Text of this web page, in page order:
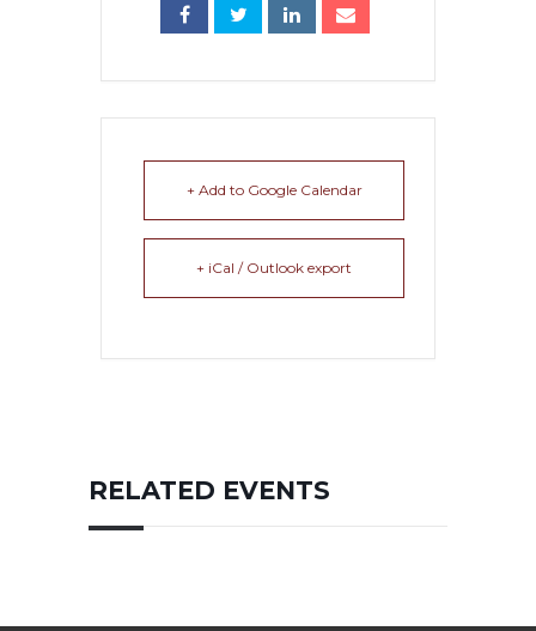
+ Add to Google Calendar
+ iCal / Outlook export
RELATED EVENTS